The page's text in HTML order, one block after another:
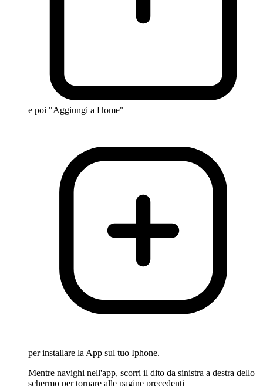
e poi "Aggiungi a Home"
per installare la App sul tuo Iphone.
Mentre navighi nell'app, scorri il dito da sinistra a destra dello
schermo per tornare alle pagine precedenti